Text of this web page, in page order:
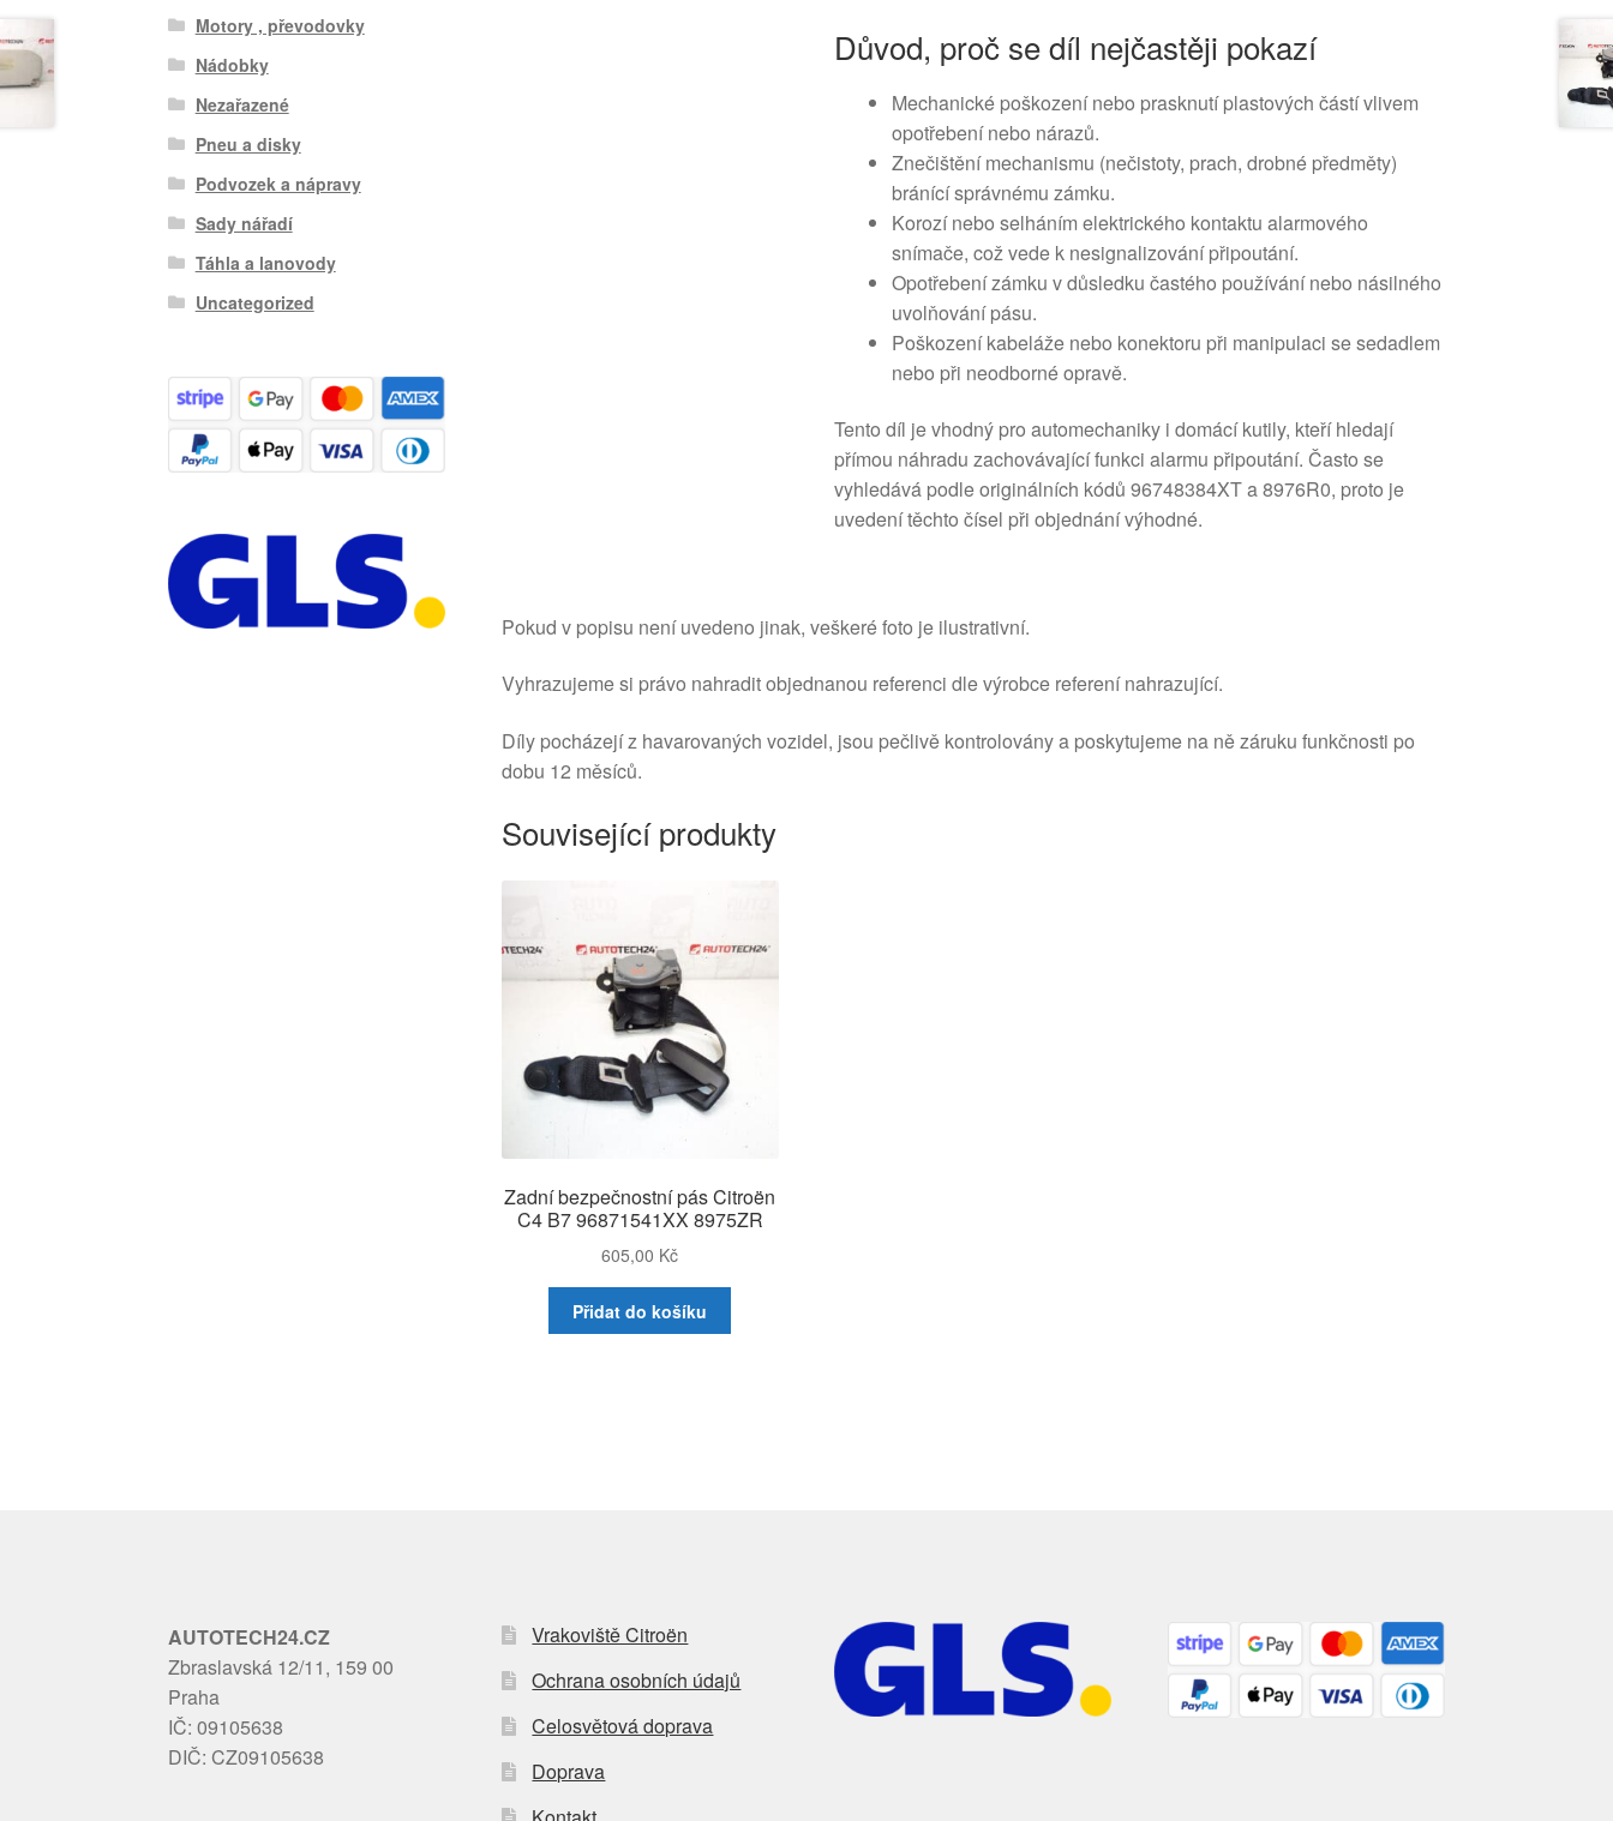
Důvod, proč se díl nejčastěji pokazí
Mechanické poškození nebo prasknutí plastových částí vlivem
opotřebení nebo nárazů.
Znečištění mechanismu (nečistoty, prach, drobné předměty)
bránící správnému zámku.
Korozí nebo selháním elektrického kontaktu alarmového
snímače, což vede k nesignalizování připoutání.
Opotřebení zámku v důsledku častého používání nebo násilného
uvolňování pásu.
Poškození kabeláže nebo konektoru při manipulaci se sedadlem
nebo při neodborné opravě.
Tento díl je vhodný pro automechaniky i domácí kutily, kteří hledají
přímou náhradu zachovávající funkci alarmu připoutání. Často se
vyhledává podle originálních kódů 96748384XT a 8976R0, proto je
uvedení těchto čísel při objednání výhodné.
Pokud v popisu není uvedeno jinak, veškeré foto je ilustrativní.
Vyhrazujeme si právo nahradit objednanou referenci dle výrobce referení nahrazující.
Díly pocházejí z havarovaných vozidel, jsou pečlivě kontrolovány a poskytujeme na ně záruku funkčnosti po
dobu 12 měsíců.
Související produkty
Zadní bezpečnostní pás Citroën
C4 B7 96871541XX 8975ZR
605,00 Kč
Přidat do košíku
Motory , převodovky
Nádobky
Nezařazené
Pneu a disky
Podvozek a nápravy
Sady nářadí
Táhla a lanovody
Uncategorized
AUTOTECH24.CZ
Zbraslavská 12/11, 159 00
Praha
IČ: 09105638
DIČ: CZ09105638
Vrakoviště Citroën
Ochrana osobních údajů
Celosvětová doprava
Doprava